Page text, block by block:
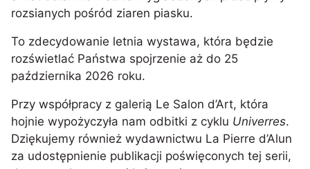
rozsianych pośród ziaren piasku.
To zdecydowanie letnia wystawa, która będzie
rozświetlać Państwa spojrzenie aż do 25
października 2026 roku.
Przy współpracy z galerią Le Salon d’Art, która
hojnie wypożyczyła nam odbitki z cyklu Univerres.
Dziękujemy również wydawnictwu La Pierre d’Alun
za udostępnienie publikacji poświęconych tej serii,